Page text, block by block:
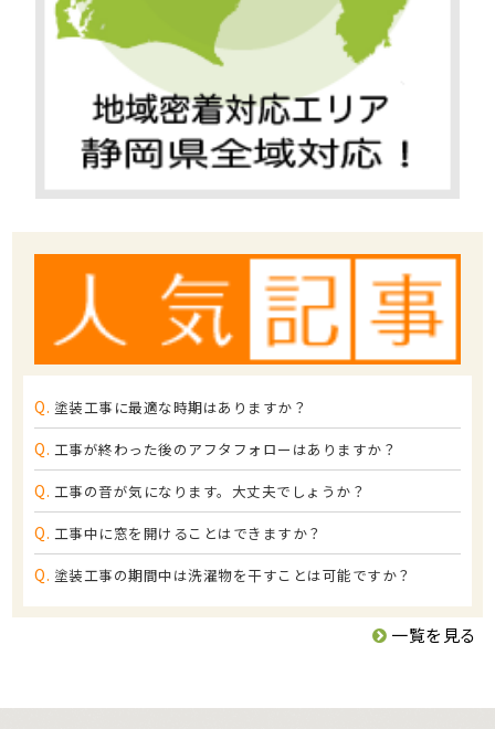
Q. 塗装工事に最適な時期はありますか？
Q. 工事が終わった後のアフタフォローはありますか？
Q. 工事の音が気になります。大丈夫でしょうか？
Q. 工事中に窓を開けることはできますか？
Q. 塗装工事の期間中は洗濯物を干すことは可能ですか？
一覧を見る